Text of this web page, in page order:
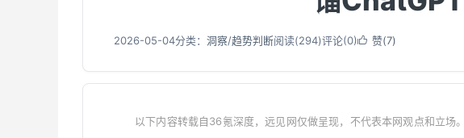
2026-05-04分类： 洞察/趋势判断阅读(295)评论(0) 赞(7)
以下内容转载自36氪深度，远见网仅做呈现，不代表本网观点和立场。